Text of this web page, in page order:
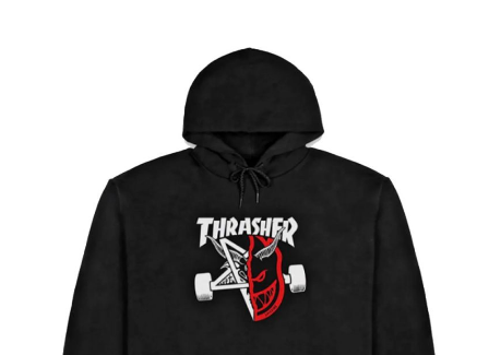
gekozen
worden
productpagina